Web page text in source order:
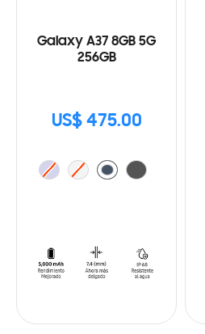
Galaxy A37 8GB 5G
256GB
US$ 475.00